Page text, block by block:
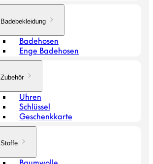
Badebekleidung
Badehosen
Enge Badehosen
Zubehör
Uhren
Schlüssel
Geschenkkarte
Stoffe